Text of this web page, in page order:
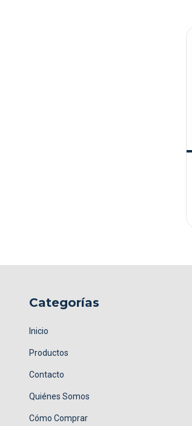
Categorías
Inicio
Productos
Contacto
Quiénes Somos
Cómo Comprar